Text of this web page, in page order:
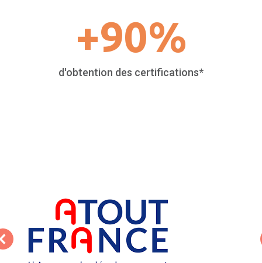
+90%
d'obtention des certifications*